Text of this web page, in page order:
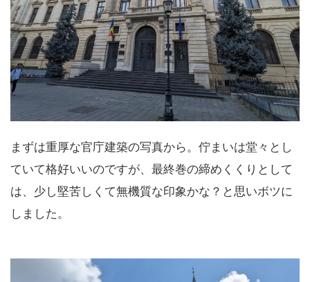
まずは重厚な官庁建築の写真から。佇まいは堂々とし
ていて格好いいのですが、最終巻の締めくくりとして
は、少し堅苦しくて無機質な印象かな？と思いボツに
しました。